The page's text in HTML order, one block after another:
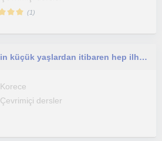
(1)
Dil öğrenmek benim için küçük yaşlardan itibaren hep ilham verici olmuştu. Benim gibi düşünen insanlara örnek olmak istiyorum.
Korece
Çevrimiçi dersler